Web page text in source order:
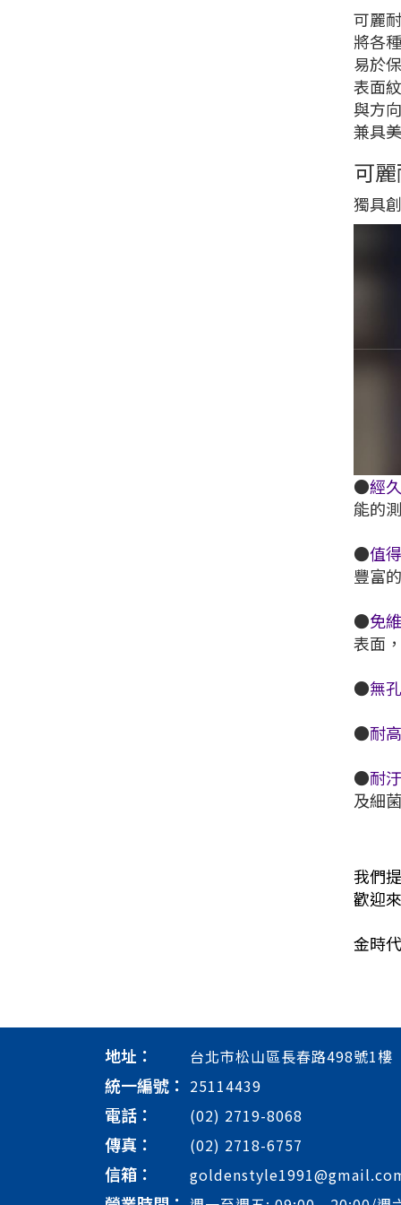
可麗
將各
易於
表面
與方
兼具
可
獨具
●經
能的
●值
豐富
●免
表面
●無
●耐
●耐
及細
我們
歡迎
金時
地址： 台北市松山區長春路498號1樓
統一編號： 25114439
電話： (02) 2719-8068
傳真： (02) 2718-6757
信箱：